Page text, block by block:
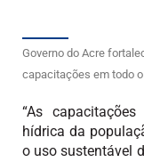
Governo do Acre
capacitações em todo
“As
hídrica da
o uso sustentável